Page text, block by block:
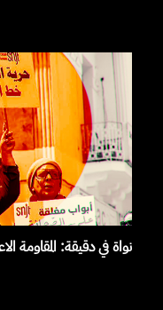
نواة في دقيقة: المقاومة